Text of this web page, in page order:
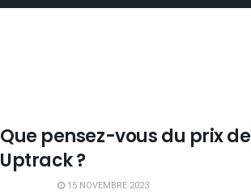
Que pensez-vous du prix de
Uptrack ?
15 NOVEMBRE 2023